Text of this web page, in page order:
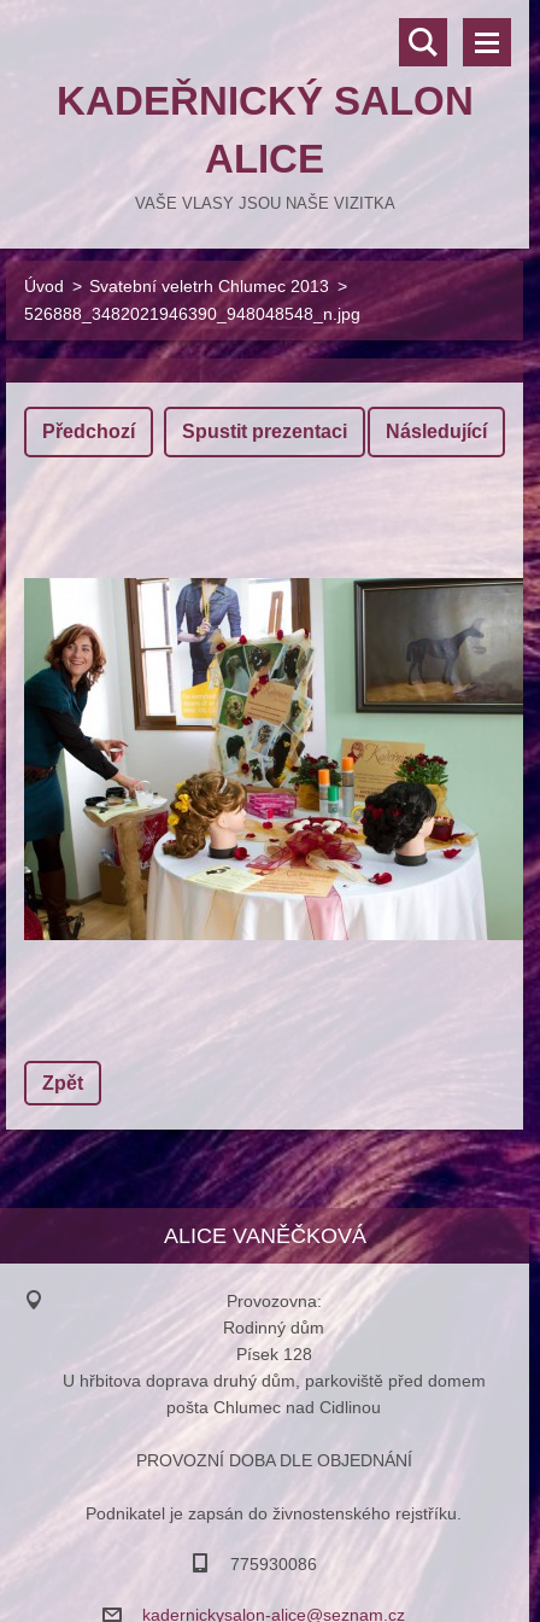
KADEŘNICKÝ SALON
ALICE
VAŠE VLASY JSOU NAŠE VIZITKA
Úvod > Svatební veletrh Chlumec 2013 >
526888_3482021946390_948048548_n.jpg
Předchozí Spustit prezentaci Následující
Zpět
ALICE VANĚČKOVÁ
Provozovna:
Rodinný dům
Písek 128
U hřbitova doprava druhý dům, parkoviště před domem
pošta Chlumec nad Cidlinou
PROVOZNÍ DOBA DLE OBJEDNÁNÍ
Podnikatel je zapsán do živnostenského rejstříku.
775930086
kadernickysalon-alice@seznam.cz